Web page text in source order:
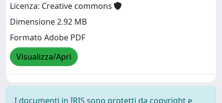
Licenza: Creative commons
Dimensione 2.92 MB
Formato Adobe PDF
Visualizza/Apri
I documenti in IRIS sono protetti da copyright e